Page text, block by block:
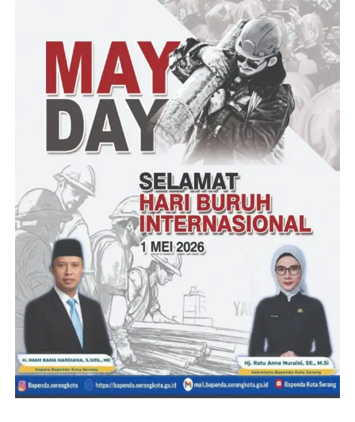
untuk menyambut kegiatan Momen-momen Liburan berikutnya
khusus nya di wilayah Pesisir Pantai Anyer Cinangka,” Tukas
Yurlena Rachman.
(YEN/RG)
Post Views: 12